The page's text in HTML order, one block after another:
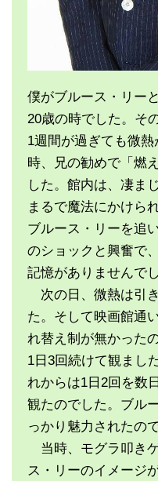
僕がブルース・リー
20歳の時でした。そ
1週間が過ぎても微
時、兄の勧めで「燃
した。館内は、凄ま
まるで魔法にかけら
ブルース・リーを追
のショックと興奮で
記憶がありませんでし
次の日、微熱は引
た。そして映画館通
れ替え制が無かった
1日3回続けて観まし
れからは1日2回を数
観たのでした。ブル
っかり魅力されたの
当時、モグラ叩き
ス・リーのイメージ